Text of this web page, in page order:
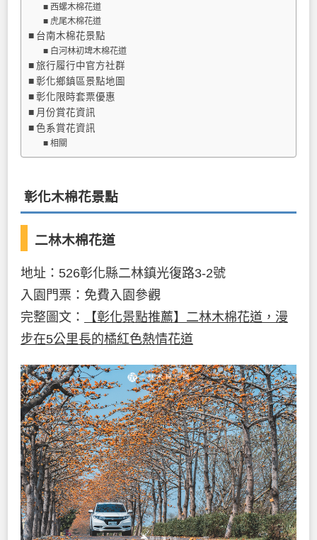
西螺木棉花道
虎尾木棉花道
台南木棉花景點
白河林初埤木棉花道
旅行履行中官方社群
彰化鄉鎮區景點地圖
彰化限時套票優惠
月份賞花資訊
色系賞花資訊
相關
彰化木棉花景點
二林木棉花道
地址：526彰化縣二林鎮光復路3-2號
入園門票：免費入園參觀
完整圖文：
【彰化景點推薦】二林木棉花道，漫
步在5公里長的橘紅色熱情花道